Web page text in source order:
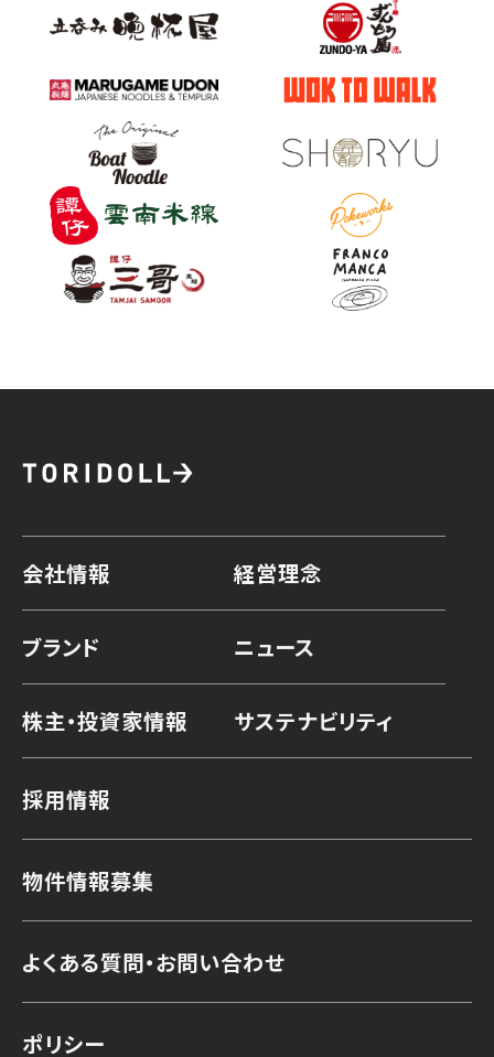
会社情報 経営理念
ブランド ニュース
株主・投資家情報 サステナビリティ
採用情報
物件情報募集
よくある質問・お問い合わせ
ポリシー